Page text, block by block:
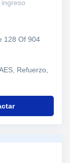
128 Of 904
Refuerzo,